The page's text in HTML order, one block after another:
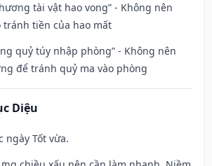
tài vật hao vong” - Không nên
tiền của hao mất
quỷ túy nhập phòng” - Không nên
để tránh quỷ ma vào phòng
Diệu
ngày Tốt vừa.